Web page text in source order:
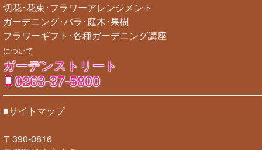
切花･花束･フラワーアレンジメント
ガーデニング･バラ･庭木･果樹
フラワーギフト･各種ガーデニング講座
について
ガーデンストリート
0263-37-5800
■サイトマップ
〒390-0816